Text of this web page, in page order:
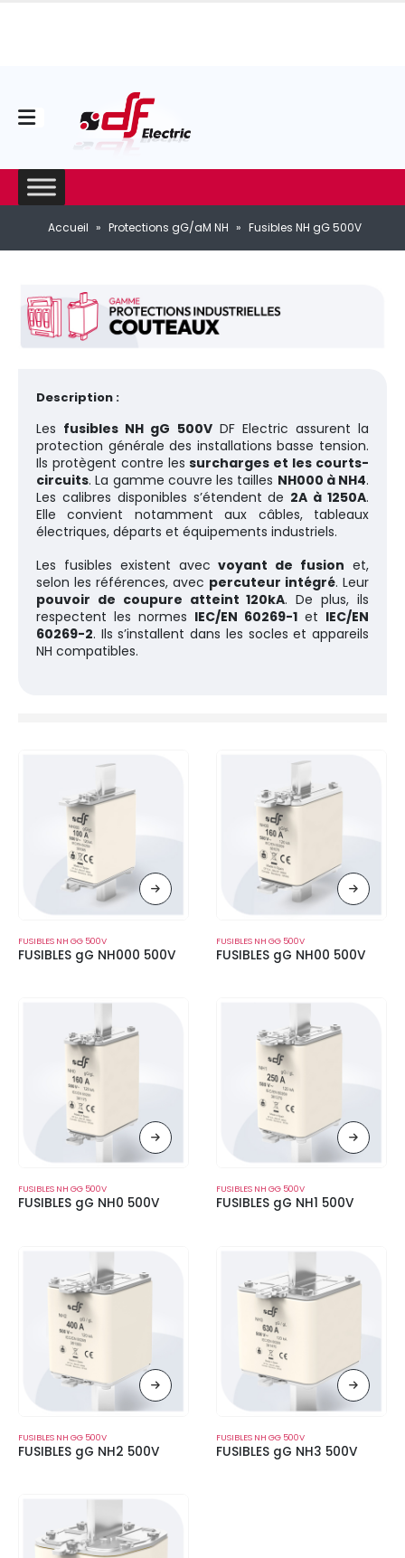
Accueil » Protections gG/aM NH » Fusibles NH gG 500V
Description :
Les fusibles NH gG 500VDF Electric assurent la
protection générale des installations basse tension.
Ils protègent contre lessurcharges et les courts-
circuits. La gamme couvre les tailles NH000 à NH4.
Les calibres disponibles s’étendent de 2A à 1250A.
Elle convient notamment aux câbles, tableaux
électriques, départs et équipements industriels.
Les fusibles existent avecvoyant de fusion et,
selon les références, avec percuteur intégré. Leur
pouvoir de coupure atteint 120kA. De plus, ils
respectent les normes IEC/EN 60269-1 et IEC/EN
60269-2. Ils s’installent dans les socles et appareils
NH compatibles.
FUSIBLES NH GG 500V
FUSIBLES gG NH000 500V
FUSIBLES NH GG 500V
FUSIBLES gG NH00 500V
FUSIBLES NH GG 500V
FUSIBLES gG NH0 500V
FUSIBLES NH GG 500V
FUSIBLES gG NH1 500V
FUSIBLES NH GG 500V
FUSIBLES gG NH2 500V
FUSIBLES NH GG 500V
FUSIBLES gG NH3 500V